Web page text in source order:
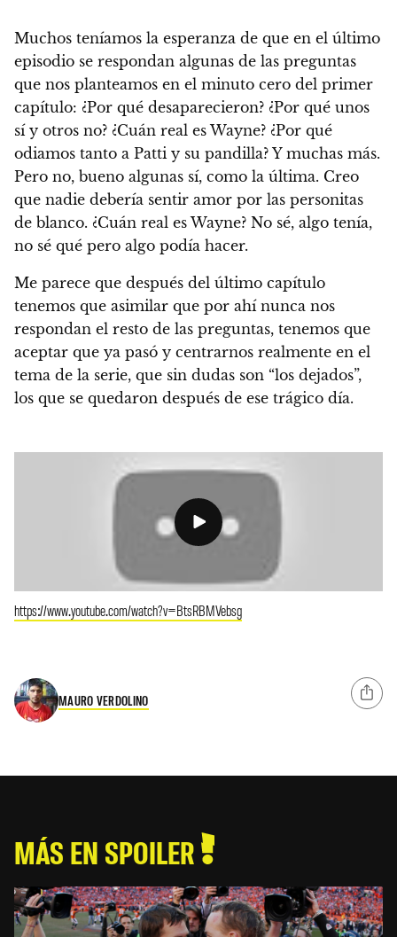
Muchos teníamos la esperanza de que en el último
episodio se respondan algunas de las preguntas
que nos planteamos en el minuto cero del primer
capítulo: ¿Por qué desaparecieron? ¿Por qué unos
sí y otros no? ¿Cuán real es Wayne? ¿Por qué
odiamos tanto a Patti y su pandilla? Y muchas más.
Pero no, bueno algunas sí, como la última. Creo
que nadie debería sentir amor por las personitas
de blanco. ¿Cuán real es Wayne? No sé, algo tenía,
no sé qué pero algo podía hacer.
Me parece que después del último capítulo
tenemos que asimilar que por ahí nunca nos
respondan el resto de las preguntas, tenemos que
aceptar que ya pasó y centrarnos realmente en el
tema de la serie, que sin dudas son “los dejados”,
los que se quedaron después de ese trágico día.
https://www.youtube.com/watch?v=BtsRBMVebsg
MAURO VERDOLINO
MÁS EN SPOILER